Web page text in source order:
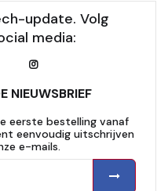
update. Volg
media:
NIEUWSBRIEF
eerste bestelling vanaf
eenvoudig uitschrijven
e-mails.